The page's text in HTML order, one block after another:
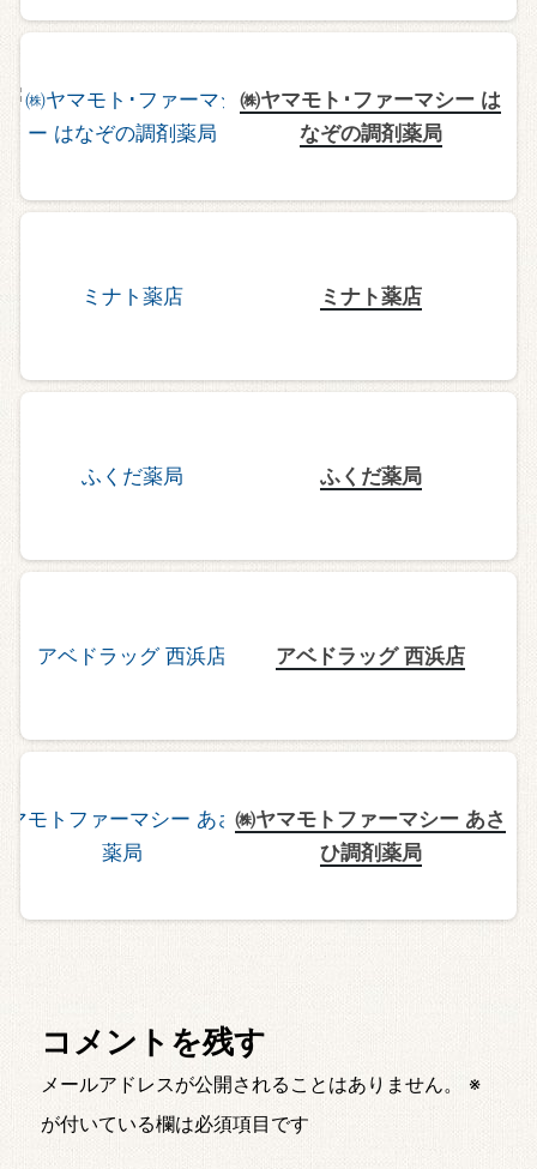
㈱ヤマモト･ファーマシー は
なぞの調剤薬局
ミナト薬店
ふくだ薬局
アベドラッグ 西浜店
㈱ヤマモトファーマシー あさ
ひ調剤薬局
コメントを残す
メールアドレスが公開されることはありません。
※
が付いている欄は必須項目です